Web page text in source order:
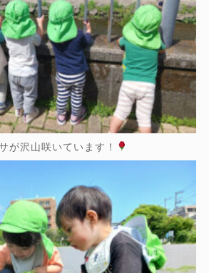
が沢山咲いています！